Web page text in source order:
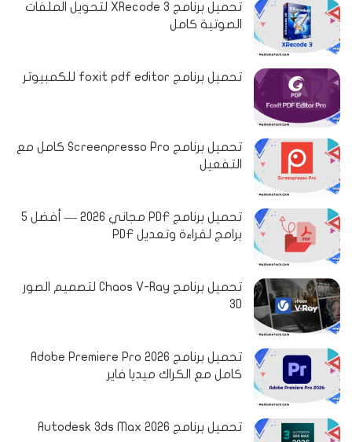
تحميل برنامج XRecode 3 لتحويل الملفات
الصوتية كامل
تحميل برنامج foxit pdf editor للكمبيوتر
تحميل برنامج Screenpresso Pro كامل مع
التفعيل
تحميل برنامج PDF مجاني 2026 — أفضل 5
برامج لقراءة وتعديل PDF
تحميل برنامج Chaos V-Ray لتصميم الصور
3D
تحميل برنامج Adobe Premiere Pro 2026
كامل مع الكراك ميديا فاير
تحميل برنامج Autodesk 3ds Max 2026